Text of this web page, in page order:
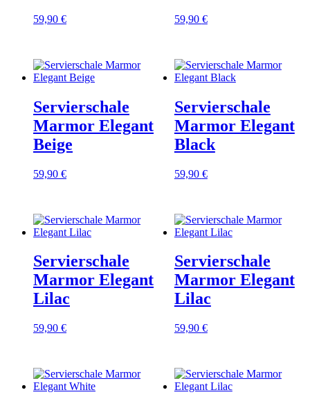
59,90 € 59,90 €
Servierschale
Marmor Elegant
Beige
59,90 €
Servierschale
Marmor Elegant
Black
59,90 €
Servierschale
Marmor Elegant
Lilac
59,90 €
Servierschale
Marmor Elegant
Lilac
59,90 €